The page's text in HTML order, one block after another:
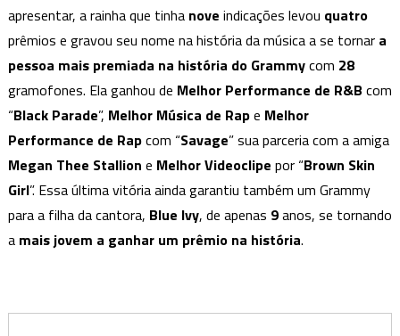
apresentar, a rainha que tinha nove indicações levou quatro
prêmios e gravou seu nome na história da música a se tornar a
pessoa mais premiada na história do Grammycom 28
gramofones. Ela ganhou de Melhor Performance de R&B com
“Black Parade”, Melhor Música de Rape Melhor
Performance de Rapcom “Savage” sua parceria com a amiga
Megan Thee Stallion e Melhor Videoclipe por “Brown Skin
Girl”. Essa última vitória ainda garantiu também um Grammy
para a filha da cantora, Blue Ivy, de apenas 9anos, se tornando
a mais jovem a ganhar um prêmio na história.